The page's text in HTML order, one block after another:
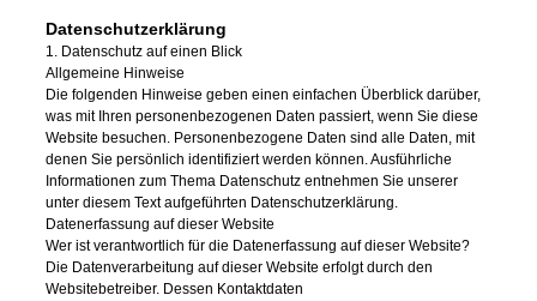
Datenschutzerklärung
1. Datenschutz auf einen Blick
Allgemeine Hinweise
Die folgenden Hinweise geben einen einfachen Überblick darüber,
was mit Ihren personenbezogenen Daten passiert, wenn Sie diese
Website besuchen. Personenbezogene Daten sind alle Daten, mit
denen Sie persönlich identifiziert werden können. Ausführliche
Informationen zum Thema Datenschutz entnehmen Sie unserer
unter diesem Text aufgeführten Datenschutzerklärung.
Datenerfassung auf dieser Website
Wer ist verantwortlich für die Datenerfassung auf dieser Website?
Die Datenverarbeitung auf dieser Website erfolgt durch den
Websitebetreiber. Dessen Kontaktdaten